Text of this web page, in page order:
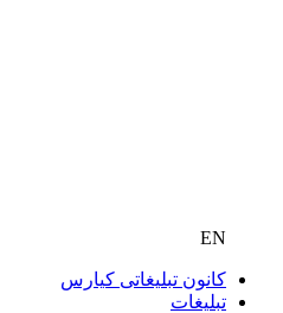
EN
کانون تبلیغاتی کیارس
تبلیغات